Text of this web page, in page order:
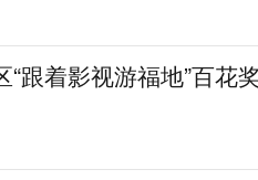
“跟着影视游福地”百花